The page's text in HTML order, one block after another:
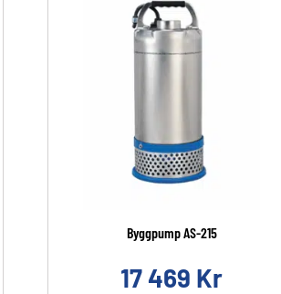
Byggpump AS-215
17 469 Kr